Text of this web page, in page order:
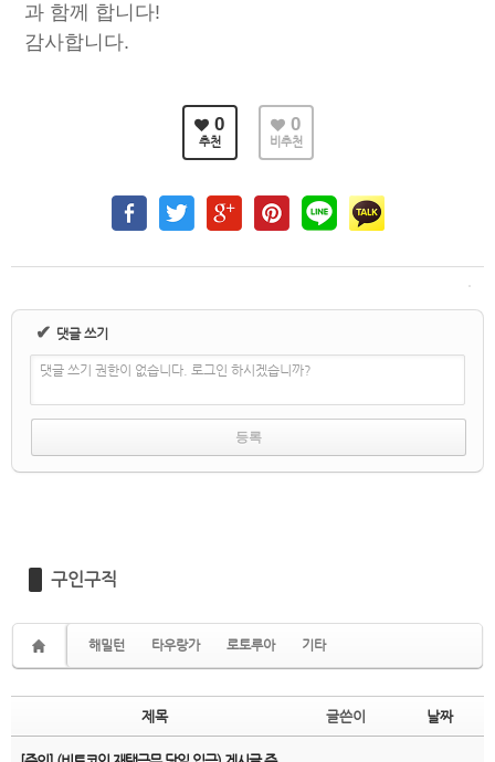
과 함께 합니다!
감사합니다.
0
추천
0
비추천
✔ 댓글 쓰기
댓글 쓰기 권한이 없습니다. 로그인 하시겠습니까?
구인구직
해밀턴 타우랑가 로토루아 기타
제목 글쓴이 날짜